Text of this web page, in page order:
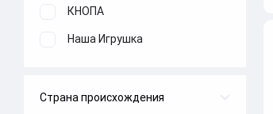
КНОПА
Наша Игрушка
Страна происхождения